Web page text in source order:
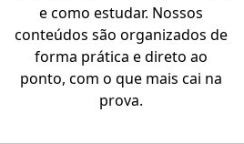
e como estudar. Nossos
conteúdos são organizados de
forma prática e direto ao
ponto, com o que mais cai na
prova.